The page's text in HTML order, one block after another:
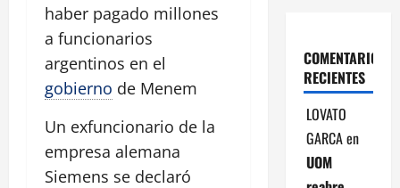
haber pagado millones
a funcionarios
argentinos en el
gobierno de Menem
Un exfuncionario de la
empresa alemana
Siemens se declaró
COMENTARIOS
RECIENTES
LOVATO
GARCAen
UOM